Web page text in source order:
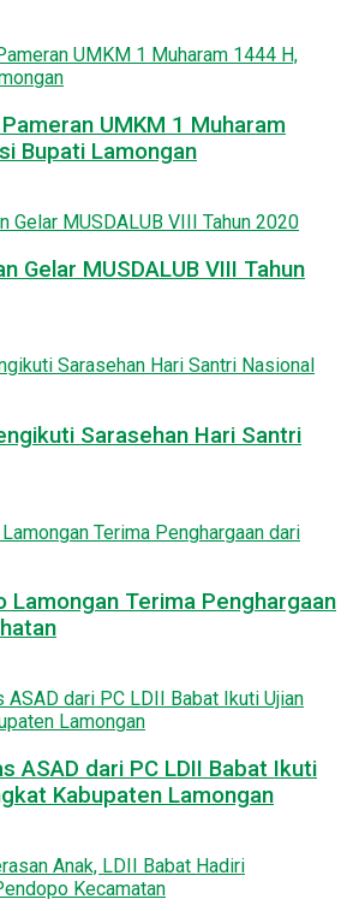
UMKM 1 Muharam
Bupati Lamongan
Gelar MUSDALUB VIII Tahun
Sarasehan Hari Santri
Lamongan Terima Penghargaan
ASAD dari PC LDII Babat Ikuti
Kabupaten Lamongan